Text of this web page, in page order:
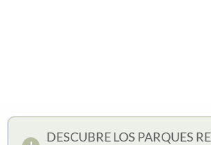
DESCUBRE LOS PARQUES